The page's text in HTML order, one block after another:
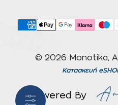
© 2026 Monotika,
Κατασκευή
Powered By